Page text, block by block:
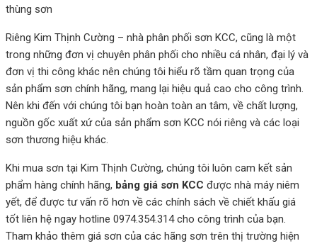
thùng sơn
Riêng Kim Thịnh Cường – nhà phân phối sơn KCC, cũng là một
trong những đơn vị chuyên phân phối cho nhiều cá nhân, đại lý và
đơn vị thi công khác nên chúng tôi hiểu rõ tầm quan trọng của
sản phẩm sơn chính hãng, mang lại hiệu quả cao cho công trình.
Nên khi đến với chúng tôi bạn hoàn toàn an tâm, về chất lượng,
nguồn gốc xuất xứ của sản phẩm sơn KCC nói riêng và các loại
sơn thương hiệu khác.
Khi mua sơn tại Kim Thịnh Cường, chúng tôi luôn cam kết sản
phẩm hàng chính hãng, bảng giá sơn KCC được nhà máy niêm
yết, để được tư vấn rõ hơn về các chính sách về chiết khấu giá
tốt liên hệ ngay hotline 0974.354.314 cho công trình của bạn.
Tham khảo thêm giá sơn của các hãng sơn trên thị trường hiện